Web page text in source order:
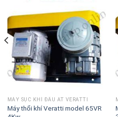
MÁY SỤC KHÍ ĐẦU AT VERATTI
Máy thổi khí Veratti model 65VR